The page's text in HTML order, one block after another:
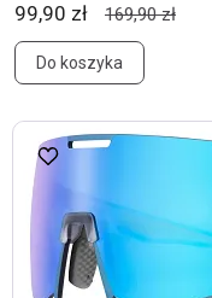
99,90 zł 169,90 zł
Do koszyka